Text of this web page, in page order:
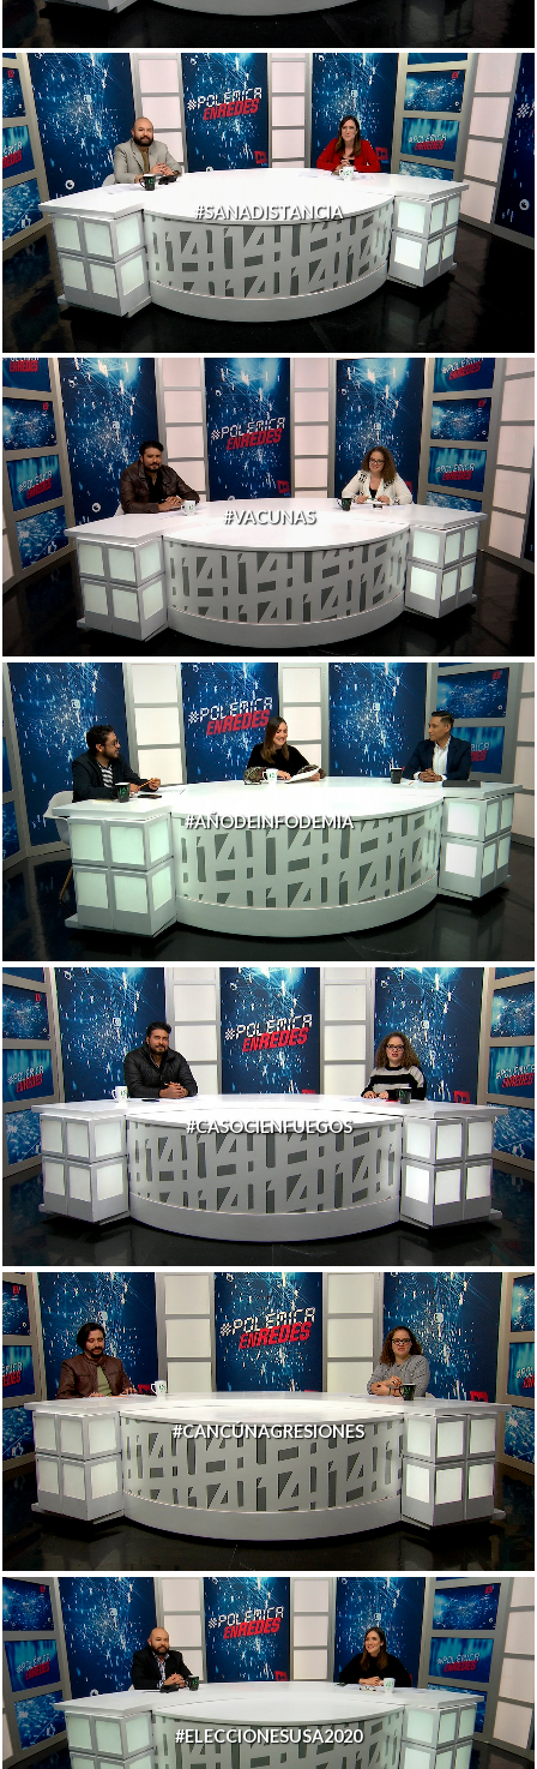
#SANADISTANCIA
#VACUNAS
#AÑODEINFODEMIA
#CASOCIENFUEGOS
#CANCÚNAGRESIONES
#ELECCIONESUSA2020